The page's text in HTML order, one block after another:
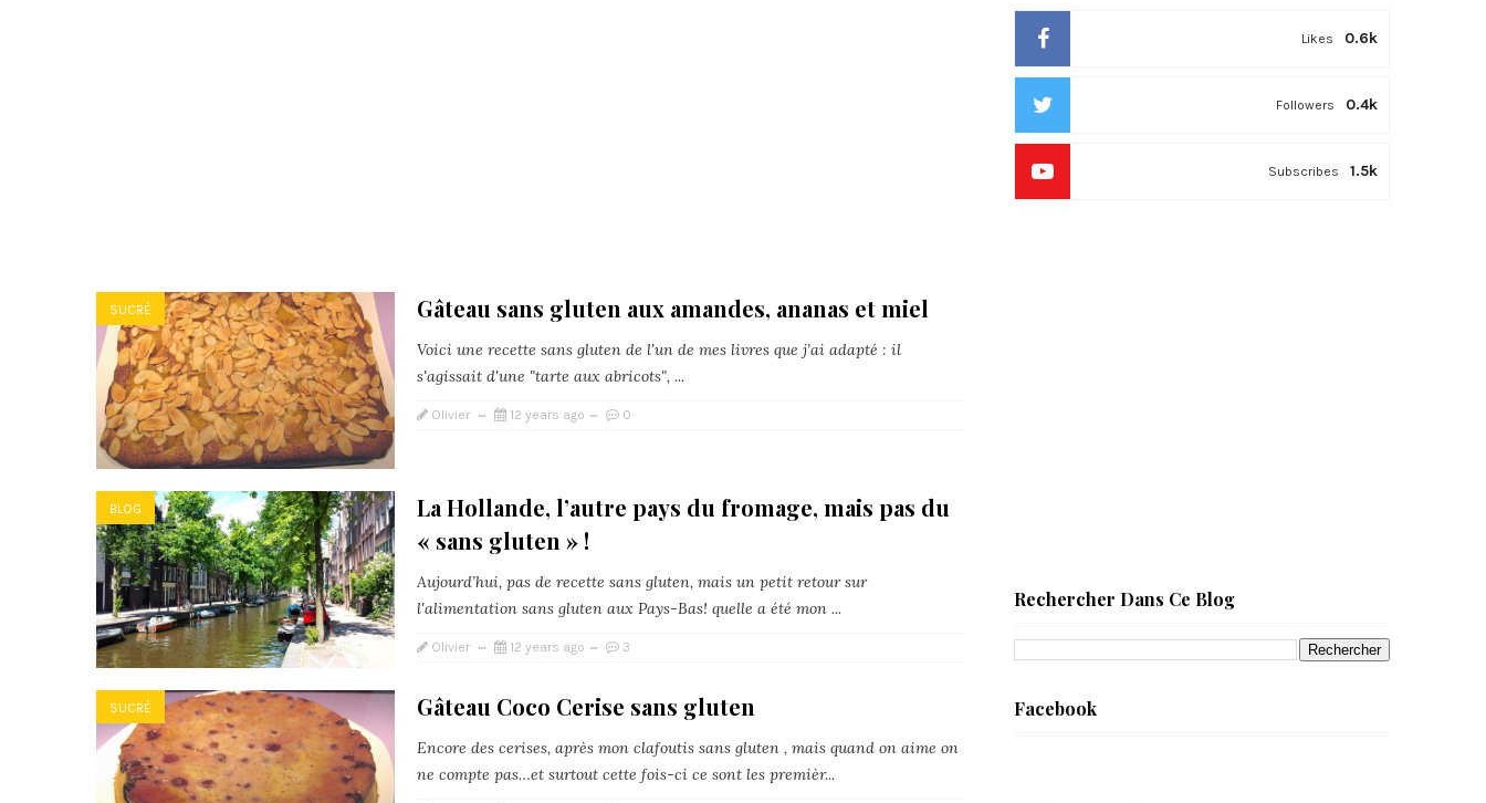
SUCRÉ Gâteau sans gluten aux amandes, ananas et miel
Voici une recette sans gluten de l'un de mes livres que j’ai adapté : il
s'agissait d'une "tarte aux abricots", ...
Olivier 12 years ago 0
BLOG
La Hollande, l’autre pays du fromage, mais pas du
« sans gluten » !
Aujourd’hui, pas de recette sans gluten, mais un petit retour sur
l'alimentation sans gluten aux Pays-Bas! quelle a été mon ...
Olivier 12 years ago 3
SUCRÉ Gâteau Coco Cerise sans gluten
Encore des cerises, après mon clafoutis sans gluten , mais quand on aime on
ne compte pas…et surtout cette fois-ci ce sont les premièr...
0.6k
Likes
0.4k
Followers
1.5k
Subscribes
Rechercher Dans Ce Blog
Facebook